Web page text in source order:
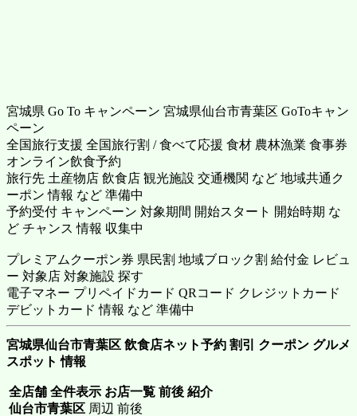
宮城県 Go To キャンペーン 宮城県仙台市青葉区 GoToキャン
ペーン
全国旅行支援 全国旅行割 / 食べて応援 食材 農林漁業 食事券
オンライン飲食予約
旅行先 土産物店 飲食店 観光施設 交通機関 など 地域共通ク
ーポン 情報 など 準備中
予約受付 キャンペーン 対象期間 開始スタート 開始時期 な
ど チャンス 情報 収集中
プレミアムクーポン券 県民割 地域ブロック割 給付金 レビュ
ー 対象店 対象施設 探す
電子マネー プリペイドカード QRコード クレジットカード
デビットカード 情報 など 準備中
宮城県仙台市青葉区 飲食店ネット予約 割引 クーポン グルメ
スポット 情報
全店舗 全件表示 お店一覧 前後 紹介
仙台市青葉区 周辺 前後